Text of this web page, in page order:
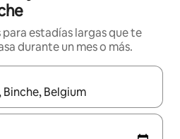
estadías largas que te
durante un mes o más.
disponibles, navega con las